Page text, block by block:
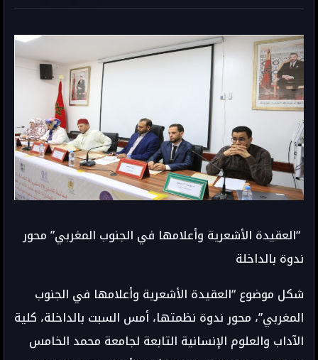
“العقيدة الأشعرية وأعلامها في الجنوب المغربي” محور
ندوة بالداخلة
شكل موضوع “العقيدة الأشعرية وأعلامها في الجنوب
المغربي”، محور ندوة نظمتها، أمس السبت بالداخلة، كلية
الآداب والعلوم الإنسانية التابعة لجامعة محمد الخامس